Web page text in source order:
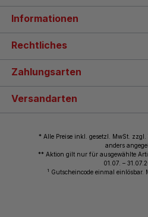
Informationen
Rechtliches
Zahlungsarten
Versandarten
* Alle Preise inkl. gesetzl. MwSt.
anders
** Aktion gilt nur für ausgewählte
01.07. –
1 Gutscheincode einmal einlösbar.